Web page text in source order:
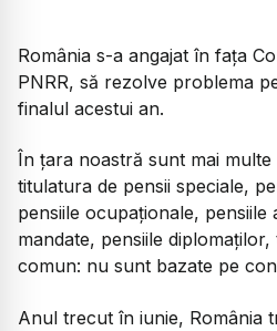
România s-a angajat în fața
PNRR, să rezolve problema
finalul acestui an.
În țara noastră sunt mai
titulatura de pensii speciale,
pensiile ocupaționale, pensiile
mandate, pensiile
comun: nu sunt bazate pe
Anul trecut în iunie, România